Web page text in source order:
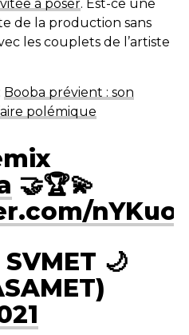
à poser. Est-ce une
de la production sans
les couplets de l’artiste
Booba prévient : son
polémique
🤝🏆💫
🌙